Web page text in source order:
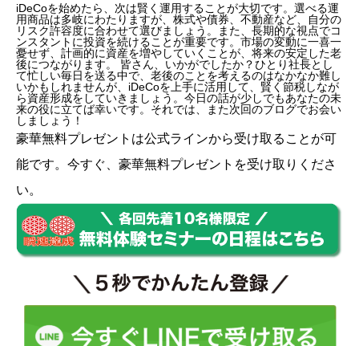
iDeCoを始めたら、次は賢く運用することが大切です。選べる運
用商品は多岐にわたりますが、株式や債券、不動産など、自分の
リスク許容度に合わせて選びましょう。また、長期的な視点でコ
ンスタントに投資を続けることが重要です。市場の変動に一喜一
憂せず、計画的に資産を増やしていくことが、将来の安定した老
後につながります。 皆さん、いかがでしたか？ひとり社長とし
て忙しい毎日を送る中で、老後のことを考えるのはなかなか難し
いかもしれませんが、iDeCoを上手に活用して、賢く節税しなが
ら資産形成をしていきましょう。今日の話が少しでもあなたの未
来の役に立てば幸いです。それでは、また次回のブログでお会い
しましょう！
豪華無料プレゼントは公式ラインから受け取ることが可
能です。今すぐ、豪華無料プレゼントを受け取りくださ
い。